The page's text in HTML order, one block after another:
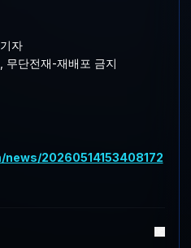
자
단전재-재배포 금지
20260514153408172